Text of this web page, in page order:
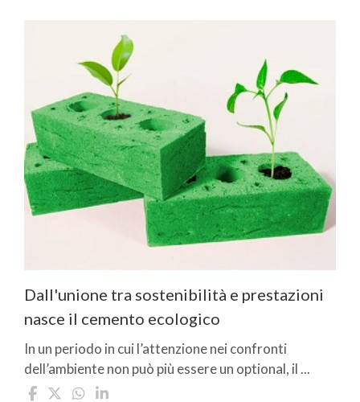
Dall'unione tra sostenibilità e prestazioni
nasce il cemento ecologico
In un periodo in cui l’attenzione nei confronti
dell’ambiente non può più essere un optional, il ...